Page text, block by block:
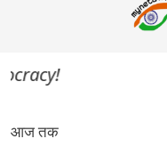
आज तक